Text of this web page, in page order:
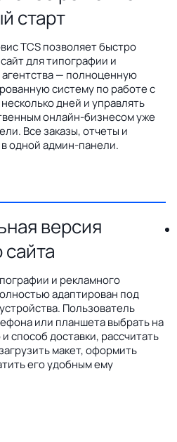
старт
TCS позволяет быстро
для типографии и
агентства — полноценную
систему по работе с
дней и управлять
онлайн-бизнесом уже
Все заказы, отчеты и
одной админ-панели.
версия
и рекламного
адаптирован под
Пользователь
или планшета выбрать на
способ доставки, рассчитать
макет, оформить
его удобным ему